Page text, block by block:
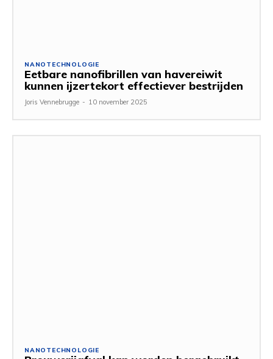
NANOTECHNOLOGIE
Eetbare nanofibrillen van havereiwit
kunnen ijzertekort effectiever bestrijden
Joris Vennebrugge - 10 november 2025
NANOTECHNOLOGIE